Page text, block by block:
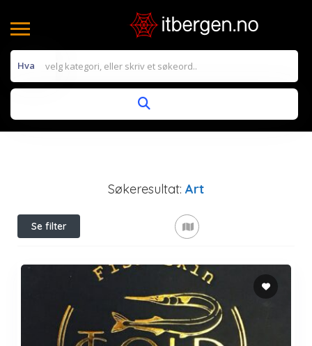
Hva
Søkeresultat: Art
Se filter